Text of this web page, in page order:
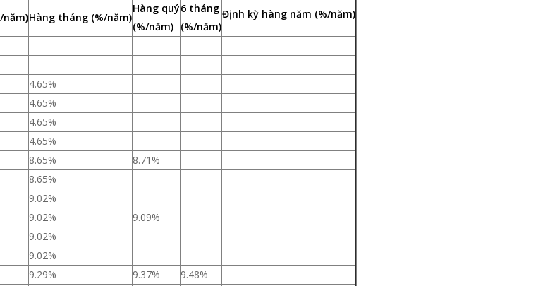
năm)Hàng tháng (%/năm)
Hàng quý
(%/năm)
6 tháng
(%/năm)
Định kỳ hàng năm (%/năm)
4.65%
4.65%
4.65%
4.65%
8.65%
8.71%
8.65%
9.02%
9.02%
9.09%
9.02%
9.02%
9.29% 9.37%
9.48%